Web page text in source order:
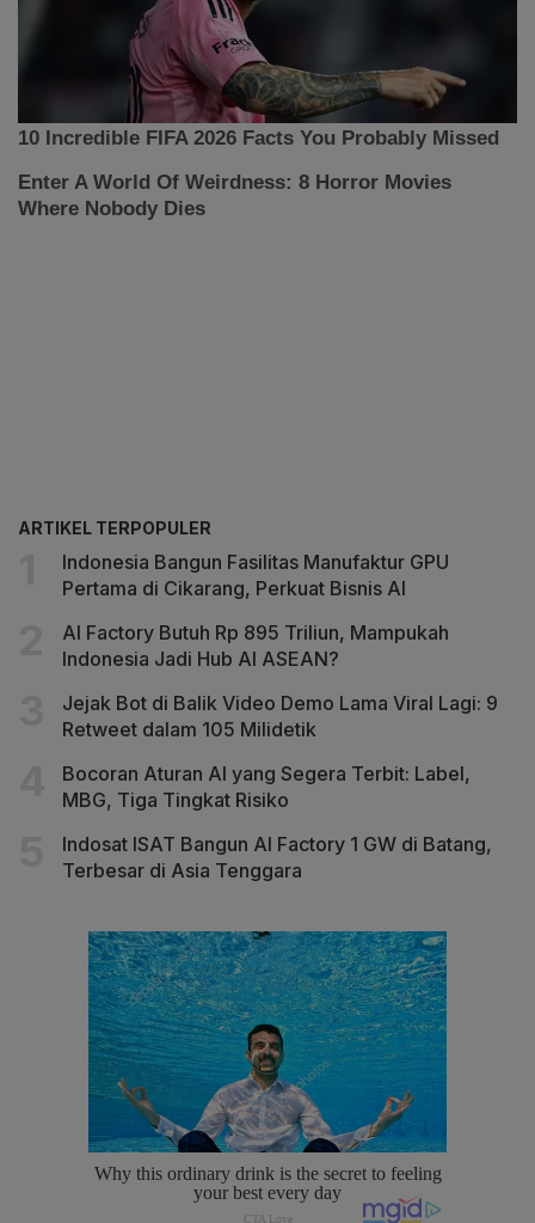
ARTIKEL TERPOPULER
Indonesia Bangun Fasilitas Manufaktur GPU
Pertama di Cikarang, Perkuat Bisnis AI
AI Factory Butuh Rp 895 Triliun, Mampukah
Indonesia Jadi Hub AI ASEAN?
Jejak Bot di Balik Video Demo Lama Viral Lagi: 9
Retweet dalam 105 Milidetik
Bocoran Aturan AI yang Segera Terbit: Label,
MBG, Tiga Tingkat Risiko
Indosat ISAT Bangun AI Factory 1 GW di Batang,
Terbesar di Asia Tenggara